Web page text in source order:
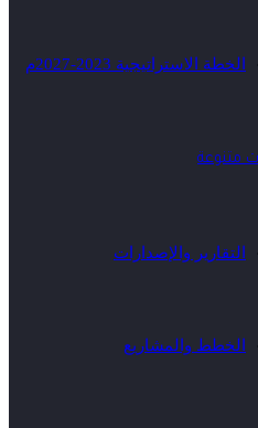
الخطة الاستراتيجية 2023-2027م
متنوعة
التقارير والإصدارات
الخطط والمشاريع